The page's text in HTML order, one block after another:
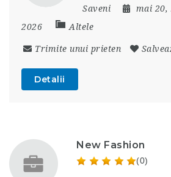
Saveni mai 20,
2026
Altele
Trimite unui prieten
Detalii
New Fashion
(0)